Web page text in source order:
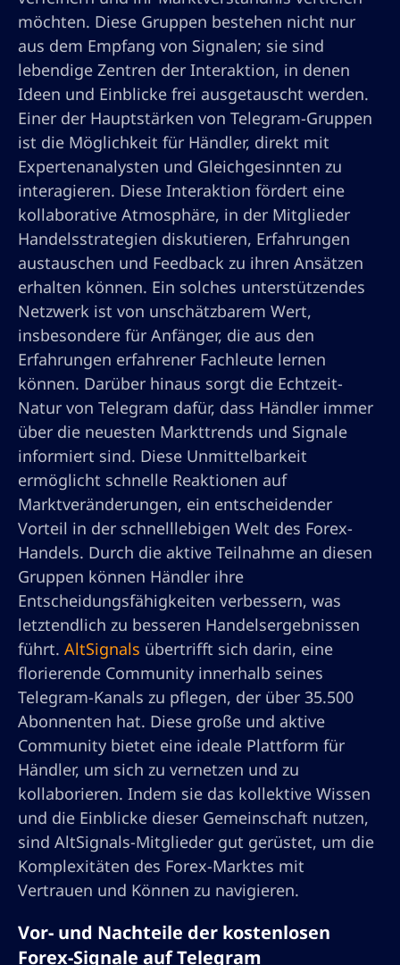
möchten. Diese Gruppen bestehen nicht nur
aus dem Empfang von Signalen; sie sind
lebendige Zentren der Interaktion, in denen
Ideen und Einblicke frei ausgetauscht werden.
Einer der Hauptstärken von Telegram-Gruppen
ist die Möglichkeit für Händler, direkt mit
Expertenanalysten und Gleichgesinnten zu
interagieren. Diese Interaktion fördert eine
kollaborative Atmosphäre, in der Mitglieder
Handelsstrategien diskutieren, Erfahrungen
austauschen und Feedback zu ihren Ansätzen
erhalten können. Ein solches unterstützendes
Netzwerk ist von unschätzbarem Wert,
insbesondere für Anfänger, die aus den
Erfahrungen erfahrener Fachleute lernen
können. Darüber hinaus sorgt die Echtzeit-
Natur von Telegram dafür, dass Händler immer
über die neuesten Markttrends und Signale
informiert sind. Diese Unmittelbarkeit
ermöglicht schnelle Reaktionen auf
Marktveränderungen, ein entscheidender
Vorteil in der schnelllebigen Welt des Forex-
Handels. Durch die aktive Teilnahme an diesen
Gruppen können Händler ihre
Entscheidungsfähigkeiten verbessern, was
letztendlich zu besseren Handelsergebnissen
führt. AltSignals übertrifft sich darin, eine
florierende Community innerhalb seines
Telegram-Kanals zu pflegen, der über 35.500
Abonnenten hat. Diese große und aktive
Community bietet eine ideale Plattform für
Händler, um sich zu vernetzen und zu
kollaborieren. Indem sie das kollektive Wissen
und die Einblicke dieser Gemeinschaft nutzen,
sind AltSignals-Mitglieder gut gerüstet, um die
Komplexitäten des Forex-Marktes mit
Vertrauen und Können zu navigieren.
Vor- und Nachteile der kostenlosen
Forex-Signale auf Telegram